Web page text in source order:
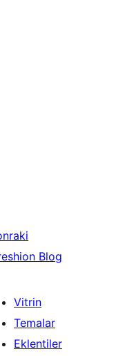
Blog
Vitrin
Temalar
Eklentiler